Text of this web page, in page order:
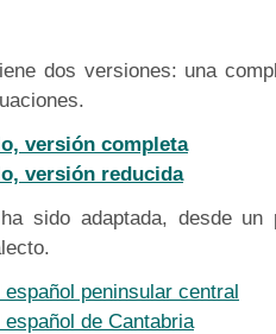
dos versiones: una
versión completa
versión reducida
sido adaptada, desde
peninsular central
de Cantabria